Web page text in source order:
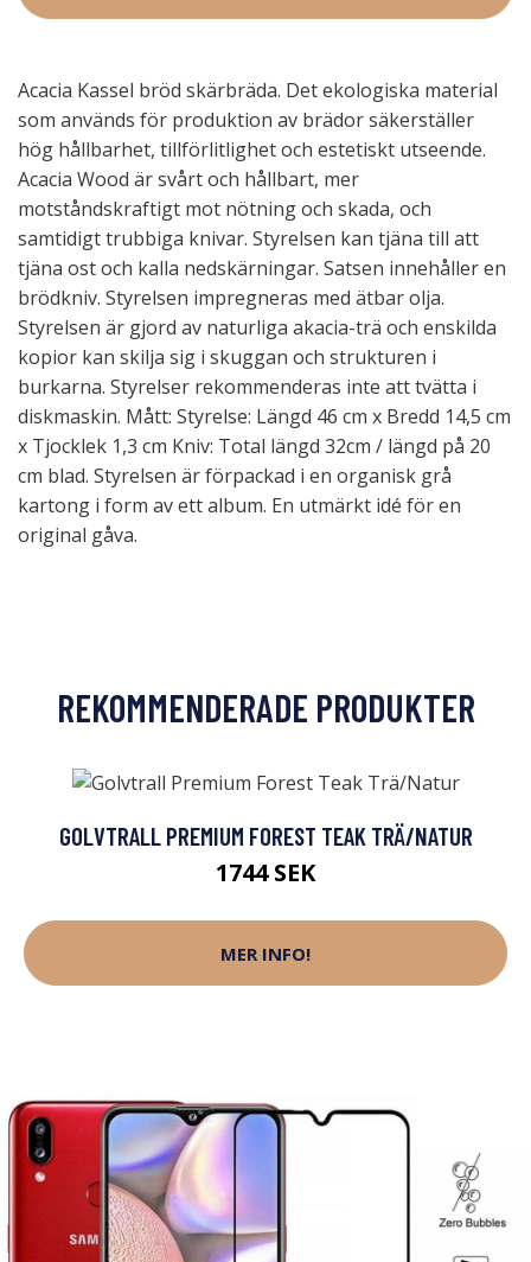
Acacia Kassel bröd skärbräda. Det ekologiska material
som används för produktion av brädor säkerställer
hög hållbarhet, tillförlitlighet och estetiskt utseende.
Acacia Wood är svårt och hållbart, mer
motståndskraftigt mot nötning och skada, och
samtidigt trubbiga knivar. Styrelsen kan tjäna till att
tjäna ost och kalla nedskärningar. Satsen innehåller en
brödkniv. Styrelsen impregneras med ätbar olja.
Styrelsen är gjord av naturliga akacia-trä och enskilda
kopior kan skilja sig i skuggan och strukturen i
burkarna. Styrelser rekommenderas inte att tvätta i
diskmaskin. Mått: Styrelse: Längd 46 cm x Bredd 14,5 cm
x Tjocklek 1,3 cm Kniv: Total längd 32cm / längd på 20
cm blad. Styrelsen är förpackad i en organisk grå
kartong i form av ett album. En utmärkt idé för en
original gåva.
REKOMMENDERADE PRODUKTER
GOLVTRALL PREMIUM FOREST TEAK TRÄ/NATUR
1744 SEK
MER INFO!